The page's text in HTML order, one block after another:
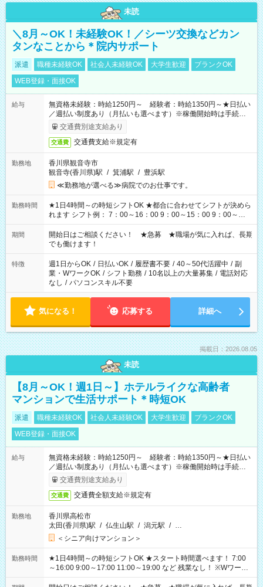
未読
＼8月～OK！未経験OK！／シーツ交換などカン
タンなことから＊院内サポート
派遣 職種未経験OK 社会人未経験OK 大学生歓迎
ブランクOK
WEB登録・面接OK
給与
無資格未経験：時給1250円～ 経験者：時給1350円～★日払い
／週払い制度あり（月払いも選べます）※稼働開始時は手続き完
了次第のお支払いとなります。
交通費別途支給あり
交通費 交通費支給※規定有
勤務地
香川県観音寺市
観音寺(香川県)駅 / 箕浦駅 / 豊浜駅
≪勤務地が選べる≫病院でのお仕事です。
勤務時間
★1日4時間～の時短シフトOK ★都合に合わせてシフトが決めら
れます シフト例： 7：00～16：00 9：00～15：00 9：00～
18：00 11：00～20：00 など ※Wワークの場合、他のお仕事と
合わせ週40時間超の就業はご案内できません ※法令に基づき、
週20時間以上勤務は社会保険への加入対象となります ※労働者
派遣法（日雇い派遣の原則禁止）により、短時間・短期間の就
業はご案内が難しい場合があります
期間
開始日はご相談ください！ ★急募 ★職場が気に入れば、長期
でも働けます！
特徴 週1日からOK / 日払いOK / 履歴書不要 / 40～50代活躍中 / 副
業・WワークOK / シフト勤務 / 10名以上の大量募集 / 電話対応
なし / パソコンスキル不要
気になる！ 応募する 詳細へ
掲載日：2026.08.05
未読
【8月～OK！週1日～】ホテルライクな高齢者
マンションで生活サポート＊時短OK
派遣 職種未経験OK 社会人未経験OK 大学生歓迎
ブランクOK
WEB登録・面接OK
給与
無資格未経験：時給1250円～ 経験者：時給1350円～★日払い
／週払い制度あり（月払いも選べます）※稼働開始時は手続き完
了次第のお支払いとなります。
交通費別途支給あり
交通費 交通費全額支給※規定有
勤務地
香川県高松市
太田(香川県)駅 / 仏生山駅 / 潟元駅 / …
＜シニア向けマンション＞
勤務時間
★1日4時間～の時短シフトOK ★スタート時間選べます！ 7:00
～16:00 9:00～17:00 11:00～19:00 など 残業なし！ ※Wワーク
の場合、他のお仕事と合わせ週40時間超の就業はご案内できま